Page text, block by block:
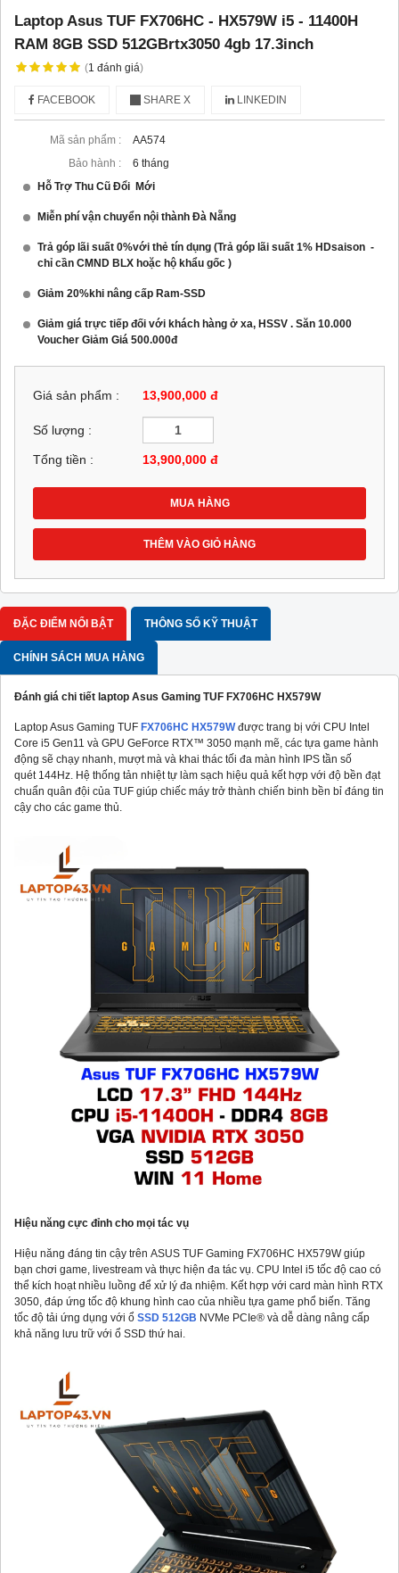
Laptop Asus TUF FX706HC - HX579W i5 - 11400H
RAM 8GB SSD 512GBrtx3050 4gb 17.3inch
(1 đánh giá)
FACEBOOK SHARE X LINKEDIN
Mã sản phẩm :
AA574
Bảo hành :
6 tháng
Hỗ Trợ Thu Cũ Đổi Mới
Miễn phí vận chuyển nội thành Đà Nẵng
Trả góp lãi suất 0%với thẻ tín dụng (Trả góp lãi suất 1% HDsaison -
chỉ cần CMND BLX hoặc hộ khẩu gốc )
Giảm 20%khi nâng cấp Ram-SSD
Giảm giá trực tiếp đối với khách hàng ở xa, HSSV . Săn 10.000
Voucher Giảm Giá 500.000đ
Giá sản phẩm : 13,900,000 đ
Số lượng :
Tổng tiền : 13,900,000 đ
MUA HÀNG
THÊM VÀO GIỎ HÀNG
ĐẶC ĐIỂM NỔI BẬT THÔNG SỐ KỸ THUẬT
CHÍNH SÁCH MUA HÀNG
Đánh giá chi tiết laptop Asus Gaming TUF FX706HC HX579W
Laptop Asus Gaming TUF FX706HC HX579Wđược trang bị với CPU Intel
Core i5 Gen11 và GPU GeForce RTX™ 3050 mạnh mẽ, các tựa game hành
động sẽ chạy nhanh, mượt mà và khai thác tối đa màn hình IPS tần số
quét 144Hz. Hệ thống tản nhiệt tự làm sạch hiệu quả kết hợp với độ bền đạt
chuẩn quân đội của TUF giúp chiếc máy trở thành chiến binh bền bỉ đáng tin
cậy cho các game thủ.
Hiệu năng cực đỉnh cho mọi tác vụ
Hiệu năng đáng tin cậy trên ASUS TUF Gaming FX706HC HX579W giúp
bạn chơi game, livestream và thực hiện đa tác vụ. CPU Intel i5 tốc độ cao có
thể kích hoạt nhiều luồng để xử lý đa nhiệm. Kết hợp với card màn hình RTX
3050, đáp ứng tốc độ khung hình cao của nhiều tựa game phổ biến. Tăng
tốc độ tải ứng dụng với ổ SSD 512GB NVMe PCIe® và dễ dàng nâng cấp
khả năng lưu trữ với ổ SSD thứ hai.